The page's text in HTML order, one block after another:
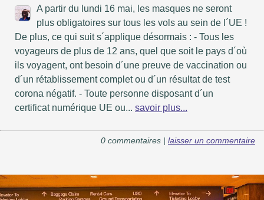
A partir du lundi 16 mai, les masques ne seront
plus obligatoires sur tous les vols au sein de l´UE !
De plus, ce qui suit s´applique désormais : - Tous les
voyageurs de plus de 12 ans, quel que soit le pays d´où
ils voyagent, ont besoin d´une preuve de vaccination ou
d´un rétablissement complet ou d´un résultat de test
corona négatif. - Toute personne disposant d´un
certificat numérique UE ou... savoir plus...
0 commentaires | laisser un commentaire